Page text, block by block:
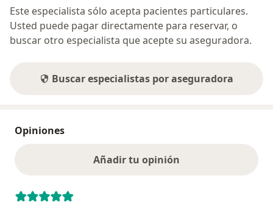
Este especialista sólo acepta pacientes particulares.
Usted puede pagar directamente para reservar, o
buscar otro especialista que acepte su aseguradora.
Buscar especialistas por aseguradora
Opiniones
Añadir tu opinión